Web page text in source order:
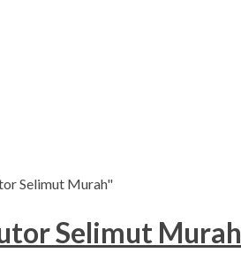
Selimut Murah"
Selimut Murah